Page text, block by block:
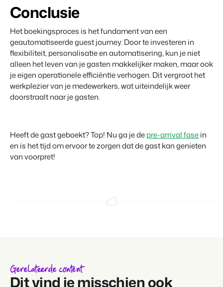
Conclusie
Het boekingsproces is het fundament van een
geautomatiseerde guest journey. Door te investeren in
flexibiliteit, personalisatie en automatisering, kun je niet
alleen het leven van je gasten makkelijker maken, maar ook
je eigen operationele efficiëntie verhogen. Dit vergroot het
werkplezier van je medewerkers, wat uiteindelijk weer
doorstraalt naar je gasten.
Heeft de gast geboekt? Top! Nu ga je depre-arrival fasein
en is het tijd om ervoor te zorgen dat de gast kan genieten
van voorpret!
Gerelateerde content
Dit vind je misschien ook